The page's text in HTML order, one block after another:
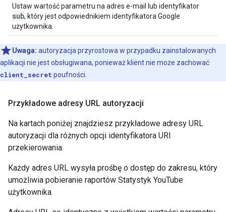
Ustaw wartość parametru na adres e-mail lub identyfikator
sub, który jest odpowiednikiem identyfikatora Google
użytkownika.
Uwaga: autoryzacja przyrostowa w przypadku zainstalowanych
aplikacji nie jest obsługiwana, ponieważ klient nie może zachować
client_secret poufności.
Przykładowe adresy URL autoryzacji
Na kartach poniżej znajdziesz przykładowe adresy URL
autoryzacji dla różnych opcji identyfikatora URI
przekierowania.
Każdy adres URL wysyła prośbę o dostęp do zakresu, który
umożliwia pobieranie raportów Statystyk YouTube
użytkownika.